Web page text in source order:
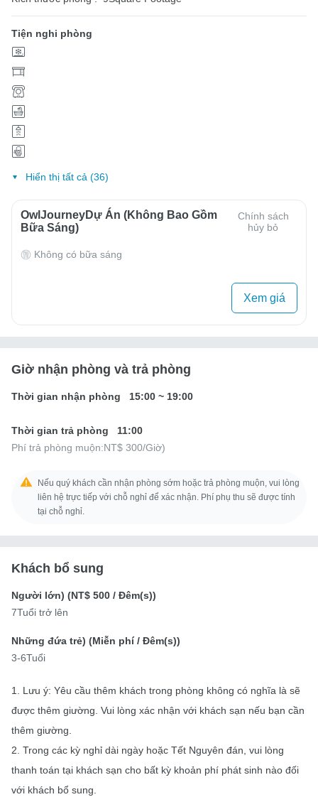
Tiện nghi phòng
Hiển thị tất cả (36)
OwlJourneyDự Án (Không Bao Gồm
Bữa Sáng)
Chính sách
hủy bỏ
Không có bữa sáng
Xem giá
Giờ nhận phòng và trả phòng
Thời gian nhận phòng 15:00 ~ 19:00
Thời gian trả phòng
11:00
Phí trả phòng muộn:NT$ 300/Giờ)
Nếu quý khách cần nhận phòng sớm hoặc trả phòng muộn, vui lòng
liên hệ trực tiếp với chỗ nghỉ để xác nhận. Phí phụ thu sẽ được tính
tại chỗ nghỉ.
Khách bổ sung
Người lớn) (NT$ 500 / Đêm(s))
7Tuổi trở lên
Những đứa trẻ) (Miễn phí/ Đêm(s))
3-6Tuổi
1. Lưu ý: Yêu cầu thêm khách trong phòng không có nghĩa là sẽ
được thêm giường. Vui lòng xác nhận với khách sạn nếu bạn cần
thêm giường.
2. Trong các kỳ nghỉ dài ngày hoặc Tết Nguyên đán, vui lòng
thanh toán tại khách sạn cho bất kỳ khoản phí phát sinh nào đối
với khách bổ sung.